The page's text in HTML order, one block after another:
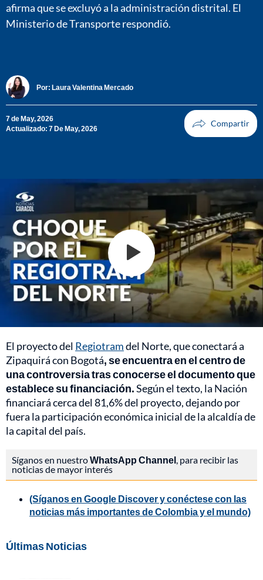
afirma que se excluyó a la administración distrital. El
Ministerio de Transporte respondió.
Por: Laura Valentina Mercado
7 de May, 2026
Actualizado: 7 De May, 2026
El proyecto del Regiotramdel Norte, que conectará a
Zipaquirá con Bogotá, se encuentra en el centro de
una controversia tras conocerse el documento que
establece su financiación.Según el texto, la Nación
financiará cerca del 81,6% del proyecto, dejando por
fuera la participación económica inicial de la alcaldía de
la capital del país.
Síganos en nuestroWhatsApp Channel , para recibir las
noticias de mayor interés
(Síganos en Google Discover y conéctese con las
noticias más importantes de Colombia y el mundo)
Últimas Noticias